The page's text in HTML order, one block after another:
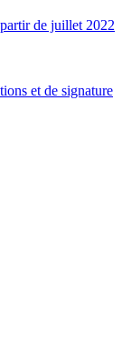
de juillet 2022
et de signature